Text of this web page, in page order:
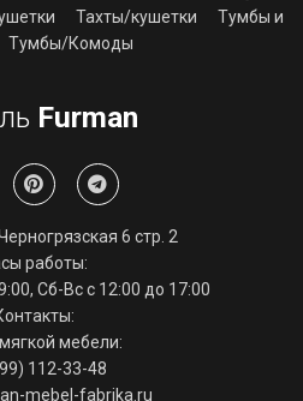
Тахты/кушетки
Тумбы и
Тумбы/Комоды
Furman
6 стр. 2
работы:
Сб-Вс с 12:00 до 17:00
мебели:
112-33-48
mebel-fabrika.ru